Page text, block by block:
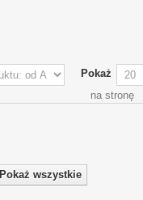
Pokaż
na stronę
Pokaż wszystkie